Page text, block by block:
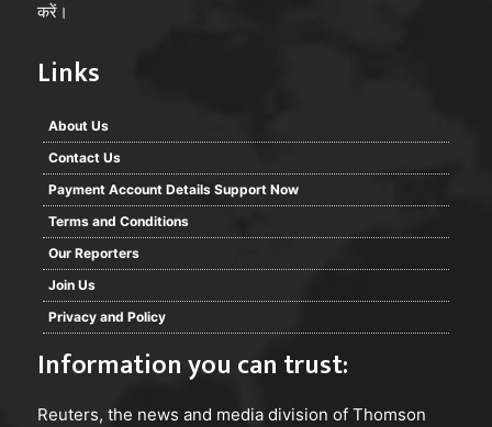
करें।
Links
About Us
Contact Us
Payment Account Details Support Now
Terms and Conditions
Our Reporters
Join Us
Privacy and Policy
Information you can trust:
Reuters, the news and media division of Thomson